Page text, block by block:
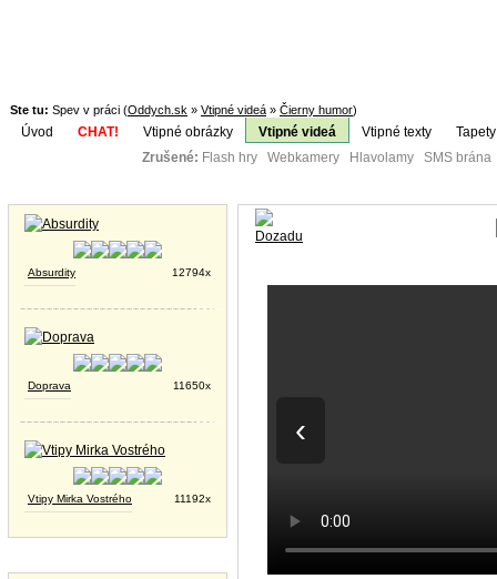
Ste tu: Spev v práci (Oddych.sk » Vtipné videá » Čierny humor)
Úvod CHAT! Vtipné obrázky Vtipné videá Vtipné texty
Zrušené: Flash hry Webkamery Hlavolamy SMS
Absurdity 12794x
Doprava 11650x
Vtipy Mirka Vostrého 11192x
‹